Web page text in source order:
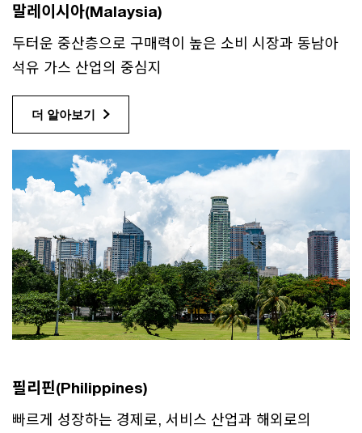
말레이시아(Malaysia)
두터운 중산층으로 구매력이 높은 소비 시장과 동남아
석유 가스 산업의 중심지
더 알아보기
필리핀(Philippines)
빠르게 성장하는 경제로, 서비스 산업과 해외로의